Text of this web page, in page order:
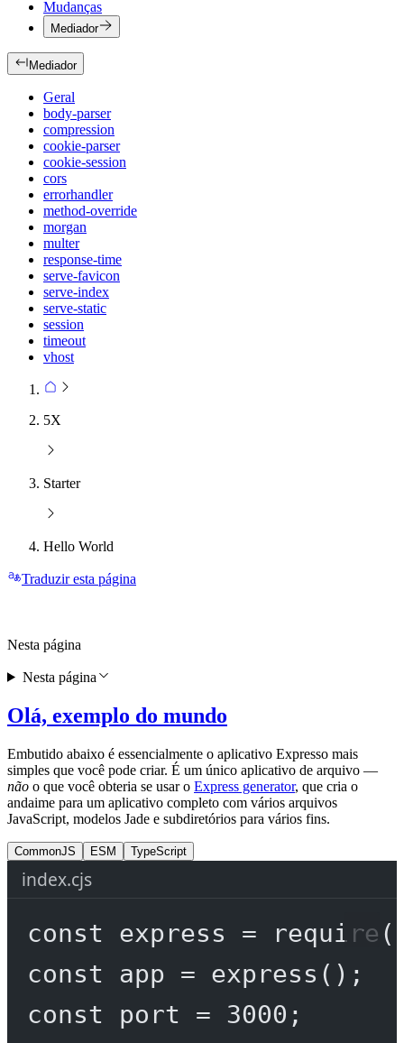
Mudanças
Mediador
Mediador
Geral
body-parser
compression
cookie-parser
cookie-session
cors
errorhandler
method-override
morgan
multer
response-time
serve-favicon
serve-index
serve-static
session
timeout
vhost
5X
Starter
Hello World
Traduzir esta página
Olá, exemplo do mundo
Embutido abaixo é essencialmente o aplicativo Expresso mais
simples que você pode criar. É um único aplicativo de arquivo —
não o que você obteria se usar o Express generator, que cria o
andaime para um aplicativo completo com vários arquivos
JavaScript, modelos Jade e subdiretórios para vários fins.
CommonJS ESM TypeScript
index.cjs
const express = require (
const
app = express ();
const
port = 3000 ;
Nesta página
Nesta página